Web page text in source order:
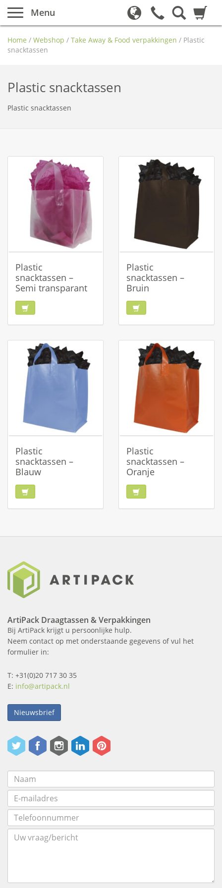
Menu
Home / Webshop / Take Away & Food verpakkingen / Plastic
snacktassen
Plastic snacktassen
Plastic snacktassen
Plastic
snacktassen –
Semi transparant
Plastic
snacktassen –
Bruin
Plastic
snacktassen –
Blauw
Plastic
snacktassen –
Oranje
ArtiPack Draagtassen & Verpakkingen
Bij ArtiPack krijgt u persoonlijke hulp.
Neem contact op met onderstaande gegevens of vul het
formulier in:
T: +31(0)20 717 30 35
E: info@artipack.nl
Nieuwsbrief